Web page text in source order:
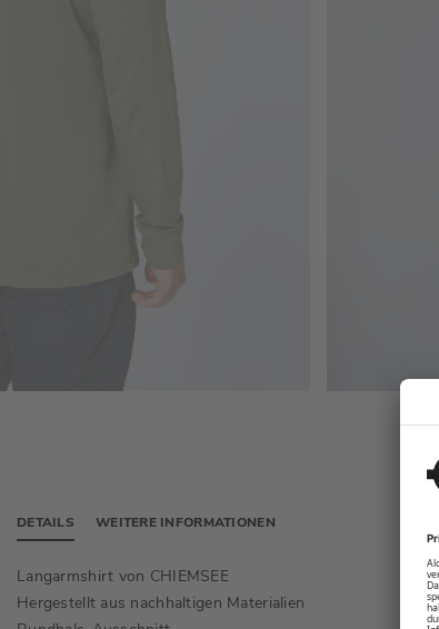
DETAILS
Langarmshirt von CHIEMSEE
Hergestellt aus nachhaltigen Materialien
WEITERE INFORMATIONEN